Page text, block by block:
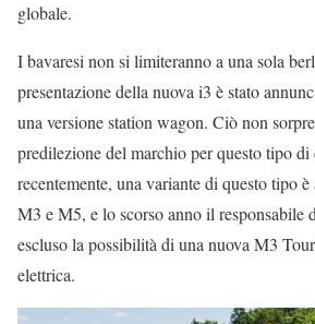
globale.
I bavaresi non si limiteranno a una sola
presentazione della nuova i3 è stato
una versione station wagon. Ciò non
predilezione del marchio per questo tipo di
recentemente, una variante di questo tipo
M3 e M5, e lo scorso anno il
escluso la possibilità di una nuova M3
elettrica.